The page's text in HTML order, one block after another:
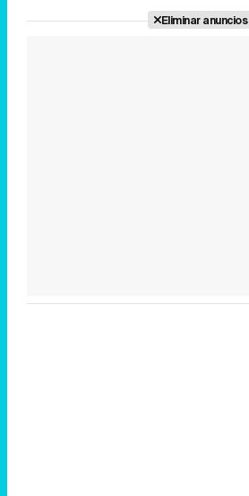
Eliminar anuncios